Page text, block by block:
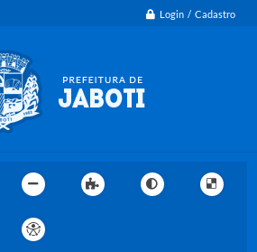
Login / Cadastro